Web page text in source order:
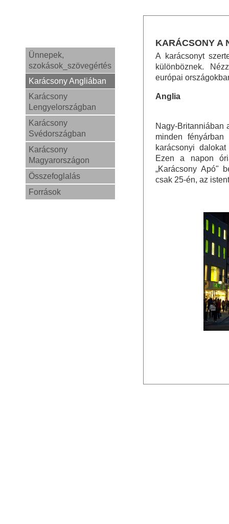
Ünnepek,
szokások_szövegértés
Karácsony Angliában
Karácsony
Lengyelországban
Karácsony
Svédországban
Karácsony
Magyarországon
Összefoglalás
Források
KARÁCSONY A
A karácsonyt
különböznek.
európai
Anglia
Nagy-Britanniában
minden
karácsonyi
Ezen a napon
„Karácsony Apó"
csak 25-én, az